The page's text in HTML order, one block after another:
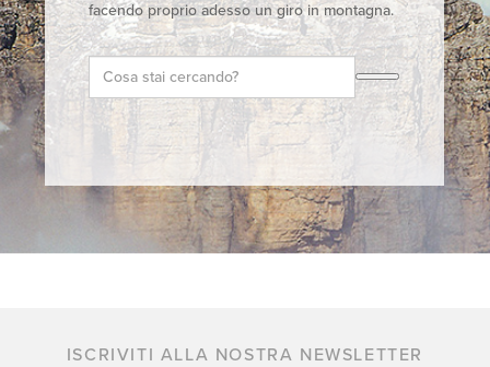
facendo proprio adesso un giro in montagna.
ISCRIVITI ALLA NOSTRA NEWSLETTER